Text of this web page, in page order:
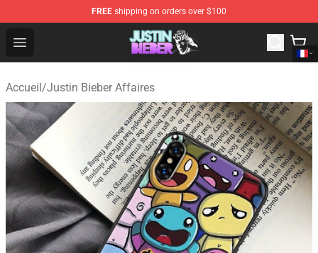
FREE shipping on orders over $100
Open menu
Justin Bieber Store - Official Justin Bieber Merchandise
Accueil/Justin Bieber Affaires